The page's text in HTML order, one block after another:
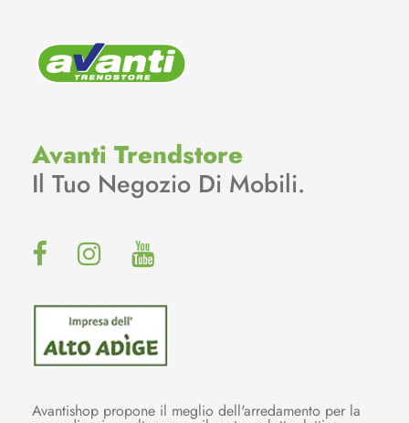
Avanti Trendstore
Il Tuo Negozio Di Mobili.
Avantishop propone il meglio dell'arredamento per la